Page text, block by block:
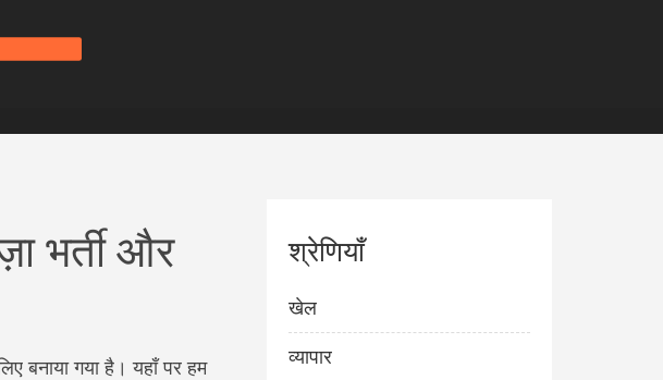
भर्ती और
बनाया गया है। यहाँ पर हम
श्रेणियाँ
खेल
व्यापार